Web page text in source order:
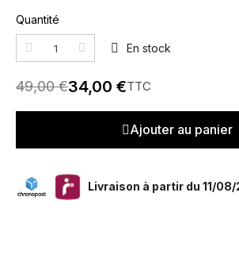
Quantité
En stock
49,00 €34,00 €TTC
Ajouter au panier
Livraison à partir du 11/